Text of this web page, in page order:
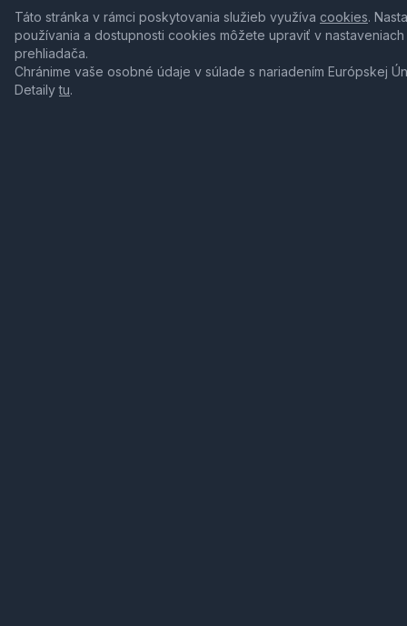
Táto stránka v rámci poskytovania služieb využíva cookies.
používania a dostupnosti cookies môžete upraviť v nastaveniach
prehliadača.
Chránime vaše osobné údaje v súlade s nariadením Európskej
Detailytu.